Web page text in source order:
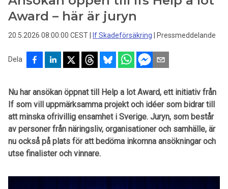
Award – här är juryn
20.5.2026 08:00:00 CEST If Skadeförsäkring Pressmeddelande
Dela
Nu har ansökan öppnat till Help a lot Award, ett initiativ från
If som vill uppmärksamma projekt och idéer som bidrar till
att minska ofrivillig ensamhet i Sverige. Juryn, som består
av personer från näringsliv, organisationer och samhälle, är
nu också på plats för att bedöma inkomna ansökningar och
utse finalister och vinnare.